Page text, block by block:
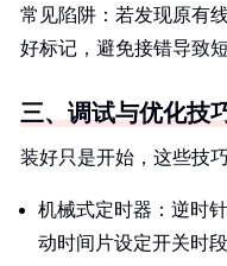
常见陷阱：若发现原有
好标记，避免接错导致短
三、调试与优化技
装好只是开始，这些技
机械式定时器：逆时
动时间片设定开关时段